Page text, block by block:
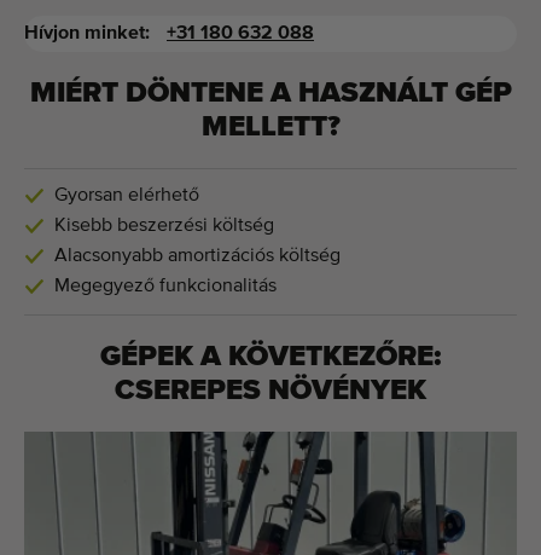
Hívjon minket: +31 180 632 088
MIÉRT DÖNTENE A HASZNÁLT GÉP
MELLETT?
Gyorsan elérhető
Kisebb beszerzési költség
Alacsonyabb amortizációs költség
Megegyező funkcionalitás
GÉPEK A KÖVETKEZŐRE:
CSEREPES NÖVÉNYEK